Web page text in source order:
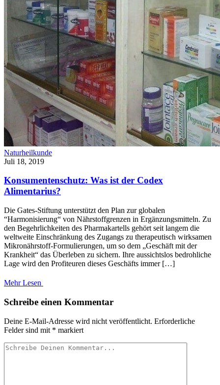
Naturheilkunde
Juli 18, 2019
Konsumentenschutz: Was ist der Codex
Alimentarius?
Die Gates-Stiftung unterstützt den Plan zur globalen
“Harmonisierung“ von Nährstoffgrenzen in Ergänzungsmitteln. Zu
den Begehrlichkeiten des Pharmakartells gehört seit langem die
weltweite Einschränkung des Zugangs zu therapeutisch wirksamen
Mikronährstoff-Formulierungen, um so dem „Geschäft mit der
Krankheit“ das Überleben zu sichern. Ihre aussichtslos bedrohliche
Lage wird den Profiteuren dieses Geschäfts immer […]
Mehr Lesen
Schreibe einen Kommentar
Deine E-Mail-Adresse wird nicht veröffentlicht. Erforderliche
Felder sind mit * markiert